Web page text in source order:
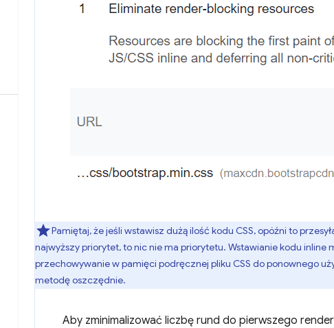
Pamiętaj, że jeśli wstawisz dużą ilość kodu CSS, opóźni to
najwyższy priorytet, to nic nie ma priorytetu. Wstawianie kodu
przechowywanie w pamięci podręcznej pliku CSS do ponownego
metodę oszczędnie.
Aby zminimalizować liczbę rund do pierwszego